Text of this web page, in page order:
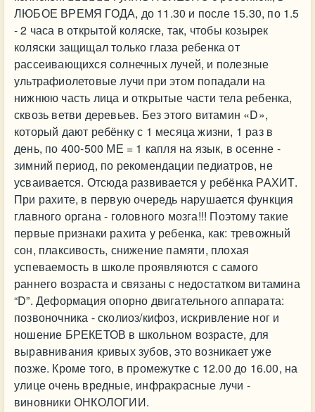
ЛЮБОЕ ВРЕМЯ ГОДА, до 11.30 и после 15.30, по 1.5
- 2 часа в открытой коляске, так, чтобы козырек
коляски защищал только глаза ребенка от
рассеивающихся солнечных лучей, и полезные
ультрафиолетовые лучи при этом попадали на
нижнюю часть лица и открытые части тела ребенка,
сквозь ветви деревьев. Без этого витамин «D»,
который дают ребёнку с 1 месяца жизни, 1 раз в
день, по 400-500 МЕ = 1 капля на язык, в осенне -
зимний период, по рекомендации педиатров, не
усваивается. Отсюда развивается у ребёнка РАХИТ.
При рахите, в первую очередь нарушается функция
главного органа - головного мозга!!! Поэтому такие
первые признаки рахита у ребенка, как: тревожный
сон, плаксивость, снижение памяти, плохая
успеваемость в школе проявляются с самого
раннего возраста и связаны с недостатком витамина
“D”. Деформация опорно двигательного аппарата:
позвоночника - сколиоз/кифоз, искривление ног и
ношение БРЕКЕТОВ в школьном возрасте, для
выравнивания кривых зубов, это возникает уже
позже. Кроме того, в промежутке с 12.00 до 16.00, на
улице очень вредные, инфракрасные лучи -
виновники ОНКОЛОГИИ.